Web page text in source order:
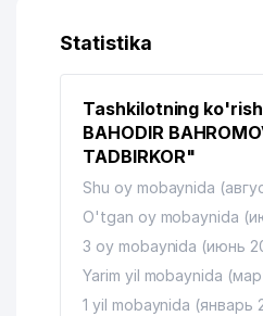
Statistika
Tashkilotning
BAHODIR
TADBIRKOR"
Shu oy mobaynida
O'tgan oy mobaynida
3 oy mobaynida (июнь
Yarim yil mobaynida
1 yil mobaynida (январь